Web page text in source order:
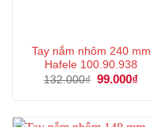
Tay nắm nhôm 240 mm
Hafele 100.90.938
132.000₫ Giá
99.000₫